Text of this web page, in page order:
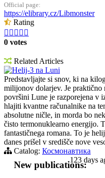
Official page:
https://elibrary.cz/Libmonster
Rating
    
0 votes
Related Articles
Helij-3 na Luni
Predstavljajte si snov, ki na
milijonov dolarjev. Je praktično
površini Lune je razporejena v
hlajiti kvantne računalnike na
absolutne ničle, in morda bo
čisto termonuklearno energijo.
fantastičnega romana. To je
danes prišel v središče nove
Catalog: Космонавтика
123 days
New publications: